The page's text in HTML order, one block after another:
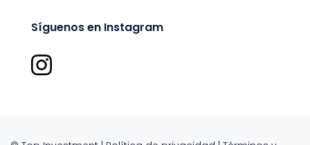
Síguenos en Instagram